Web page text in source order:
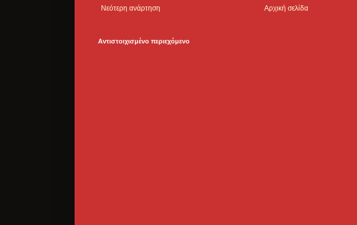
Νεότερη ανάρτηση Αρχική σελίδα
Αντιστοιχισμένο περιεχόμενο